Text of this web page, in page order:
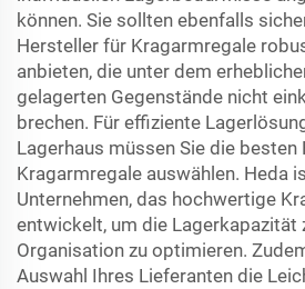
können. Sie sollten ebenfalls
Hersteller für Kragarmregale
anbieten, die unter dem
gelagerten Gegenstände nicht
brechen. Für effiziente
Lagerhaus müssen Sie die
Kragarmregale auswählen. Heda
Unternehmen, das hochwertige
entwickelt, um die Lagerkapazität
Organisation zu optimieren.
Auswahl Ihres Lieferanten die